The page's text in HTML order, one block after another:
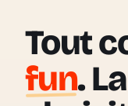
Tout
fun.